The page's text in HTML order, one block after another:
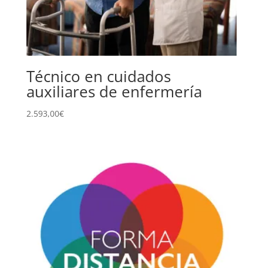
Técnico en cuidados
auxiliares de enfermería
2.593,00€